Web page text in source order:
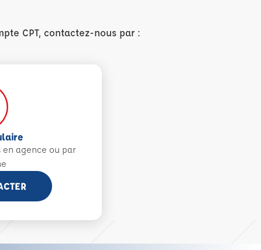
CPT, contactez-nous par :
en agence ou par